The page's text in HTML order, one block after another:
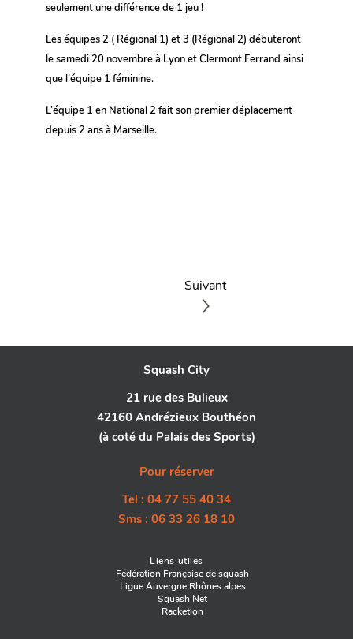
seulement une différence de 1 jeu !
Les équipes 2 ( Régional 1) et 3 (Régional 2) débuteront
le samedi 20 novembre à Lyon et Clermont Ferrand ainsi
que l’équipe 1 féminine.
L’équipe 1 en National 2 fait son premier déplacement
depuis 2 ans à Marseille.
Suivant
Squash City
21 rue des Bulieux
42160 Andrézieux Bouthéon
(à coté du Palais des Sports)
Pour réserver
Tel : 04 77 55 40 34
Sms : 06 33 26 18 10
Liens utiles
Fédération Française de squash
Ligue Auvergne Rhônes alpes
Squash Net
Racketlon